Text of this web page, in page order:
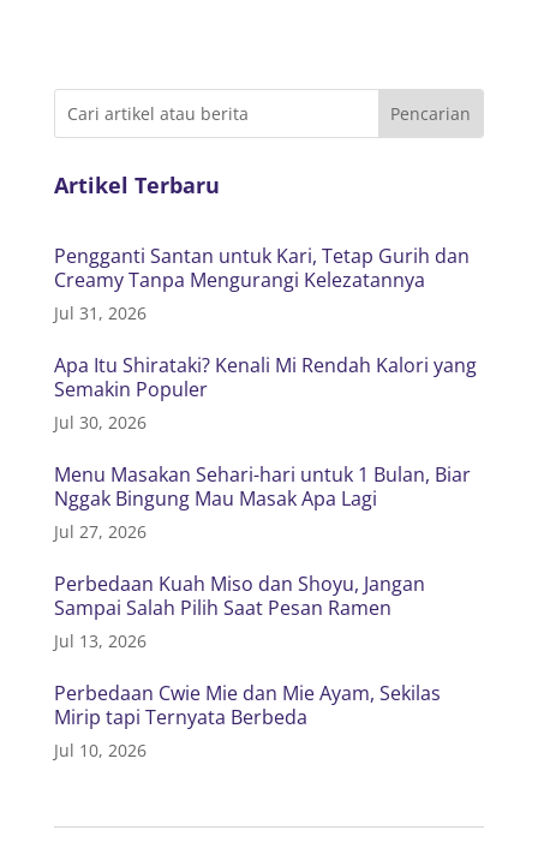
Artikel Terbaru
Pengganti Santan untuk Kari, Tetap Gurih dan
Creamy Tanpa Mengurangi Kelezatannya
Jul 31, 2026
Apa Itu Shirataki? Kenali Mi Rendah Kalori yang
Semakin Populer
Jul 30, 2026
Menu Masakan Sehari-hari untuk 1 Bulan, Biar
Nggak Bingung Mau Masak Apa Lagi
Jul 27, 2026
Perbedaan Kuah Miso dan Shoyu, Jangan
Sampai Salah Pilih Saat Pesan Ramen
Jul 13, 2026
Perbedaan Cwie Mie dan Mie Ayam, Sekilas
Mirip tapi Ternyata Berbeda
Jul 10, 2026